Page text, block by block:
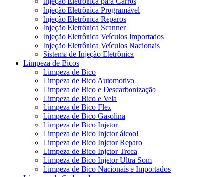
Injeção Eletrônica Programável
Injeção Eletrônica Reparos
Injeção Eletrônica Scanner
Injeção Eletrônica Veículos Importados
Injeção Eletrônica Veículos Nacionais
Sistema de Injeção Eletrônica
Limpeza de Bicos
Limpeza de Bico
Limpeza de Bico Automotivo
Limpeza de Bico e Descarbonização
Limpeza de Bico e Vela
Limpeza de Bico Flex
Limpeza de Bico Gasolina
Limpeza de Bico Injetor
Limpeza de Bico Injetor álcool
Limpeza de Bico Injetor Reparo
Limpeza de Bico Injetor Troca
Limpeza de Bico Injetor Ultra Som
Limpeza de Bico Nacionais e Importados